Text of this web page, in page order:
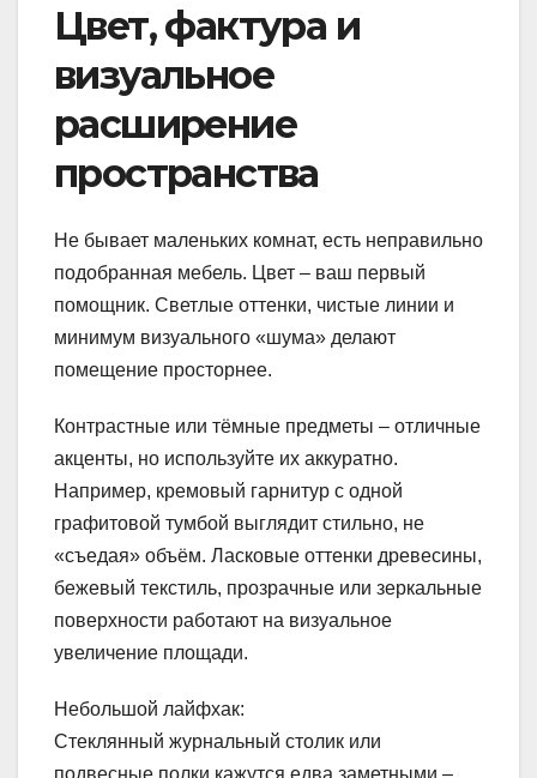
Цвет, фактура и
визуальное
расширение
пространства
Не бывает маленьких комнат, есть неправильно
подобранная мебель. Цвет – ваш первый
помощник. Светлые оттенки, чистые линии и
минимум визуального «шума» делают
помещение просторнее.
Контрастные или тёмные предметы – отличные
акценты, но используйте их аккуратно.
Например, кремовый гарнитур с одной
графитовой тумбой выглядит стильно, не
«съедая» объём. Ласковые оттенки древесины,
бежевый текстиль, прозрачные или зеркальные
поверхности работают на визуальное
увеличение площади.
Небольшой лайфхак:
Стеклянный журнальный столик или